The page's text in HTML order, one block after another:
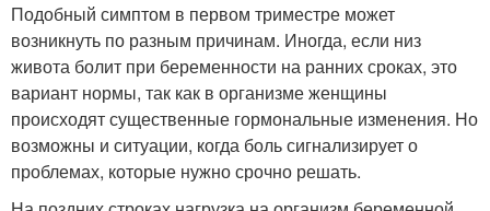
Подобный симптом в первом триместре может
возникнуть по разным причинам. Иногда, если низ
живота болит при беременности на ранних сроках, это
вариант нормы, так как в организме женщины
происходят существенные гормональные изменения. Но
возможны и ситуации, когда боль сигнализирует о
проблемах, которые нужно срочно решать.